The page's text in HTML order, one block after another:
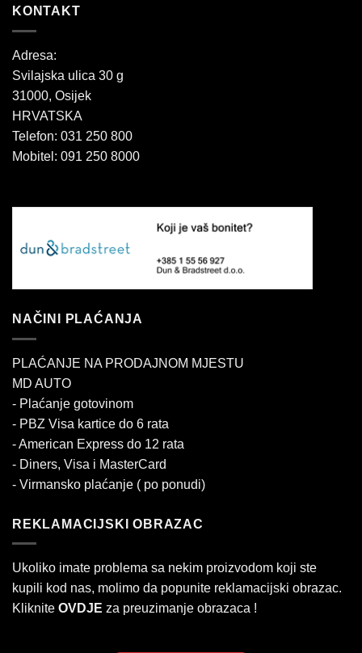
KONTAKT
Adresa:
Svilajska ulica 30 g
31000, Osijek
HRVATSKA
Telefon: 031 250 800
Mobitel: 091 250 8000
NAČINI PLAĆANJA
PLAĆANJE NA PRODAJNOM MJESTU
MD AUTO
- Plaćanje gotovinom
- PBZ Visa kartice do 6 rata
- American Express do 12 rata
- Diners, Visa i MasterCard
- Virmansko plaćanje ( po ponudi)
REKLAMACIJSKI OBRAZAC
Ukoliko imate problema sa nekim proizvodom koji ste
kupili kod nas, molimo da popunite reklamacijski obrazac.
Kliknite OVDJE za preuzimanje obrazaca !